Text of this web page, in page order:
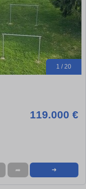
1 / 20
119.000 €
➦ ➜